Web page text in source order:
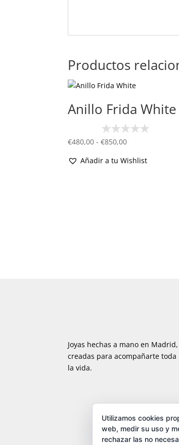
Productos
Anillo Frida White
€480,00 - €850,00Rango
precios:
Añadir a tu Wishlist
Joyas hechas a mano en Madrid,
creadas para acompañarte toda
la vida.
Utilizamos cookies
web, medir su uso y
rechazar las no